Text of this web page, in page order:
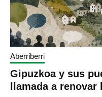
Aberriberri
Gipuzkoa y sus
llamada a